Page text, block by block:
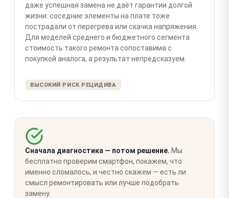
даже успешная замена не даёт гарантии долгой
жизни: соседние элементы на плате тоже
пострадали от перегрева или скачка напряжения.
Для моделей среднего и бюджетного сегмента
стоимость такого ремонта сопоставима с
покупкой аналога, а результат непредсказуем.
ВЫСОКИЙ РИСК РЕЦИДИВА
Сначала диагностика — потом решение. Мы
бесплатно проверим смартфон, покажем, что
именно сломалось, и честно скажем — есть ли
смысл ремонтировать или лучше подобрать
замену.